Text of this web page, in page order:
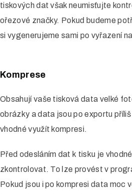
tiskových dat však neumisťujte
ořezové značky. Pokud budeme
si vygenerujeme sami po vyřazení
Komprese
Obsahují vaše tisková data velké
obrázky a data jsou po exportu
vhodné využít kompresi.
Před odesláním dat k tisku je
zkontrolovat. To lze provést v
Pokud jsou i po kompresi data moc